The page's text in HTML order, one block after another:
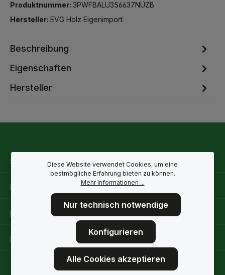
Produktnummer: 3PWFBALU356637NÜZB
Hersteller: EVG Holz Eigenimport
Beschreibung
Eigenschaften
Hersteller
Service-Hotline
Rechtliche Hinweise
Informationen
Folge uns
Diese Website verwendet Cookies, um eine
bestmögliche Erfahrung bieten zu können.
Mehr Informationen ...
Nur technisch notwendige
Konfigurieren
Alle Cookies akzeptieren